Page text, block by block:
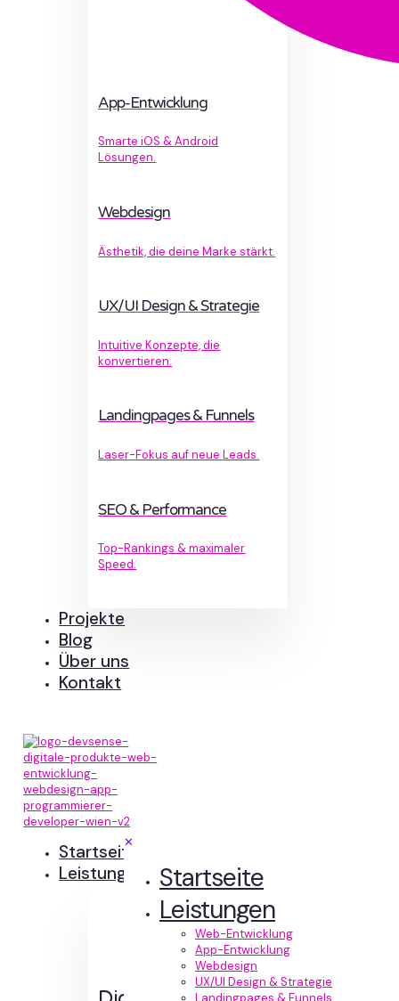
App-Entwicklung
Smarte iOS & Android
Lösungen.
Webdesign
Ästhetik, die deine Marke stärkt.
UX/UI Design & Strategie
Intuitive Konzepte, die
konvertieren.
Landingpages & Funnels
Laser-Fokus auf neue Leads.
SEO & Performance
Top-Rankings & maximaler
Speed.
Projekte
Blog
Über uns
Kontakt
✕
Startseite
Leistungen
Web-Entwicklung
App-Entwicklung
Webdesign
UX/UI Design & Strategie
Startseite
Leistungen